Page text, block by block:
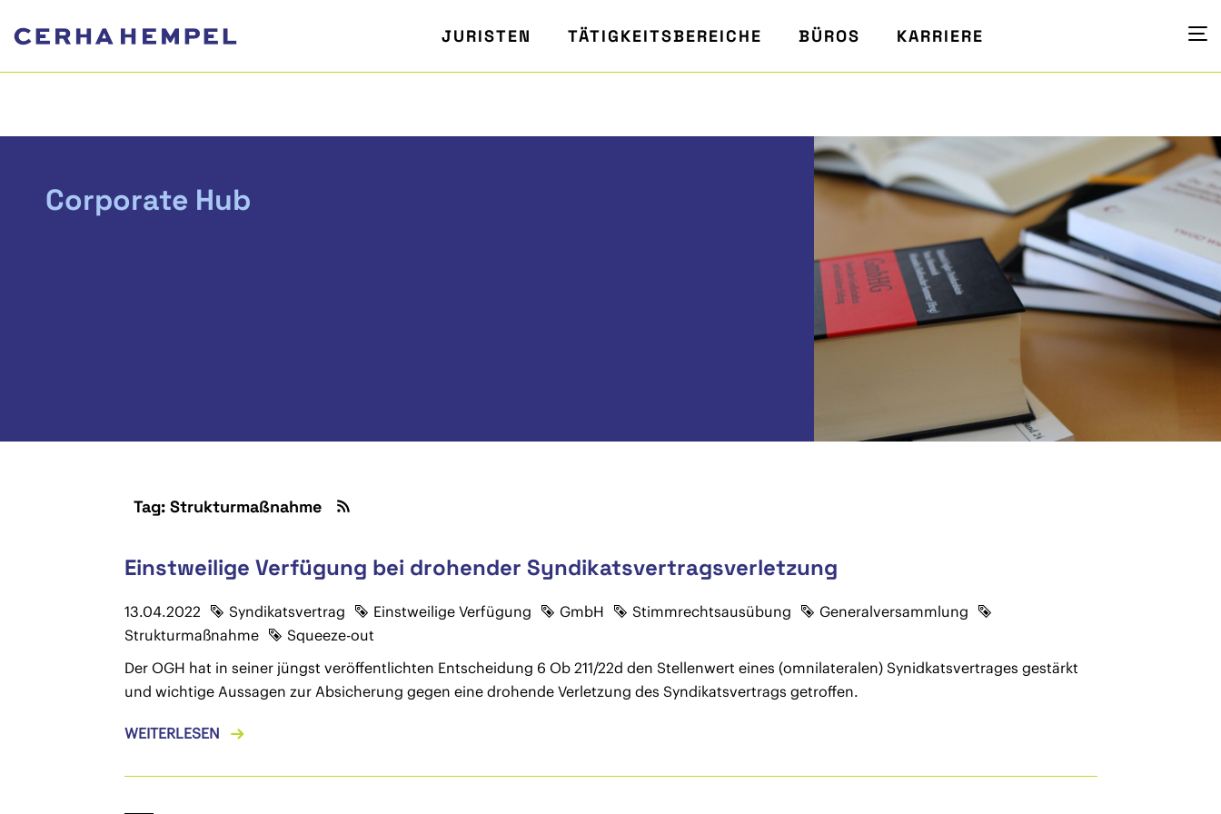
JURISTEN TÄTIGKEITSBEREICHE BÜROS KARRIERE
Corporate Hub
Tag: Strukturmaßnahme
Einstweilige Verfügung bei drohender Syndikatsvertragsverletzung
13.04.2022 Syndikatsvertrag Einstweilige Verfügung GmbH Stimmrechtsausübung
Generalversammlung
Strukturmaßnahme
Squeeze-out
Der OGH hat in seiner jüngst veröffentlichten Entscheidung 6 Ob 211/22d den Stellenwert eines (omnilateralen) Synidkatsvertrages gestärkt
und wichtige Aussagen zur Absicherung gegen eine drohende Verletzung des Syndikatsvertrags getroffen.
WEITERLESEN